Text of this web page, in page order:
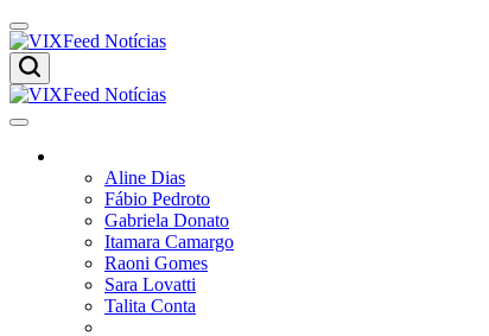
Skip
to
content
VIXFeed
Notícias
VIXFeed
NotíciasAline Dias
Fábio Pedroto
Gabriela Donato
Itamara Camargo
Raoni Gomes
Sara Lovatti
Talita Conta